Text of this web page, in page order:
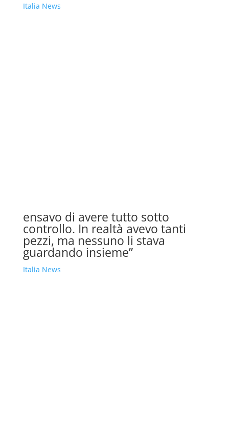
Italia News
ensavo di avere tutto sotto
controllo. In realtà avevo tanti
pezzi, ma nessuno li stava
guardando insieme”
Italia News